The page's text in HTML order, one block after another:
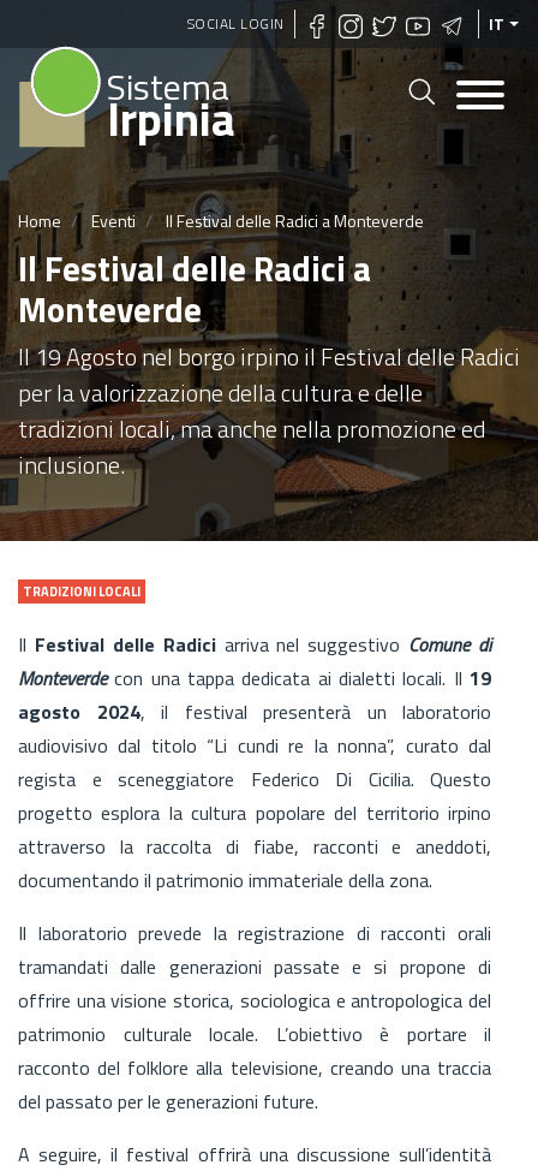
Salta
al
contenuto
principale
SOCIAL LOGIN IT
Sistema
Irpinia
Home Eventi Il Festival delle Radici a Monteverde
Il Festival delle Radici a
Monteverde
Il 19 Agosto nel borgo irpino il Festival delle Radici
per la valorizzazione della cultura e delle
tradizioni locali, ma anche nella promozione ed
inclusione.
TRADIZIONI LOCALI
Il Festival delle Radiciarriva nel suggestivo Comune di
Monteverdecon una tappa dedicata ai dialetti locali. Il 19
agosto 2024, il festival presenterà un laboratorio
audiovisivo dal titolo “Li cundi re la nonna”, curato dal
regista e sceneggiatore Federico Di Cicilia. Questo
progetto esplora la cultura popolare del territorio irpino
attraverso la raccolta di fiabe, racconti e aneddoti,
documentando il patrimonio immateriale della zona.
Il laboratorio prevede la registrazione di racconti orali
tramandati dalle generazioni passate e si propone di
offrire una visione storica, sociologica e antropologica del
patrimonio culturale locale. L’obiettivo è portare il
racconto del folklore alla televisione, creando una traccia
del passato per le generazioni future.
A seguire, il festival offrirà una discussione sull’identità